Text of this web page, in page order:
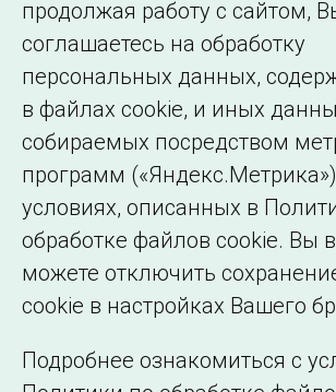
организации
продолжая работу с сайтом,
соглашаетесь на обработку
персональных данных,
в файлах cookie, и иных
собираемых посредством
программ
условиях, описанных в
обработке файлов cookie. Вы
можете отключить
cookie в настройках Вашего
Подробнее ознакомиться с